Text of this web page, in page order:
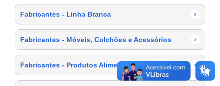
Fabricantes - Linha Branca ›
Fabricantes - Móveis, Colchões e Acessórios ›
Fabricantes - Produtos Alimentícios ›